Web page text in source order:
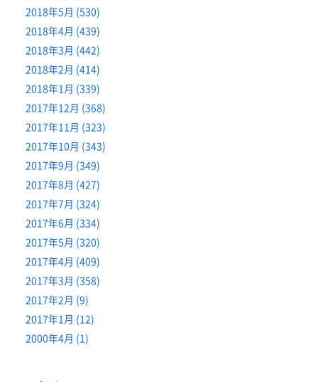
2018年5月 (530)
2018年4月 (439)
2018年3月 (442)
2018年2月 (414)
2018年1月 (339)
2017年12月 (368)
2017年11月 (323)
2017年10月 (343)
2017年9月 (349)
2017年8月 (427)
2017年7月 (324)
2017年6月 (334)
2017年5月 (320)
2017年4月 (409)
2017年3月 (358)
2017年2月 (9)
2017年1月 (12)
2000年4月 (1)